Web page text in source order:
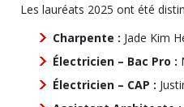
Les lauréats 2025 ont été
Charpente : Jade Kim
Électricien – Bac Pro :
Électricien – CAP :